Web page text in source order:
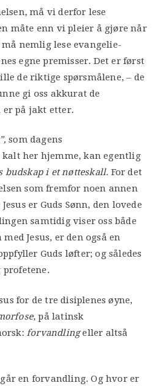
må vi derfor lese
måte enn vi pleier å gjøre når
nemlig lese evangelie-
egne premisser. Det er først
de riktige spørsmålene, – de
gi oss akkurat de
er på jakt etter.
som dagens
her hjemme, kan egentlig
budskap i et nøtteskall. For det
som fremfor noen annen
er Guds Sønn, den lovede
samtidig viser oss både
Jesus, er den også en
Guds løfter; og således
profetene.
for de tre disiplenes øyne,
, på latinsk
forvandlingeller altså
en forvandling. Og hvor er